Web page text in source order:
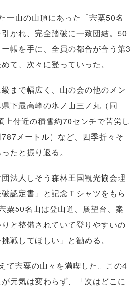
一山の山頂にあった「宍粟50名
かれ、完全踏破に一致団結。50
帳を手に、全員の都合が合う第3
て、次々に登っていった。
まで幅広く、山の会の他のメン
下最高峰の氷ノ山三ノ丸（同
上付近の積雪約70センチで苦労し
メートル）など、四季折々そ
たと振り返る。
法人しそう森林王国観光協会理
認定書」と記念Ｔシャツをもら
粟50名山は登山道、展望台、案
と整備されていて登りやすいの
戦してほしい」と勧める。
て宍粟の山々を満喫した。この4
元気は変わらず、「次はどこに